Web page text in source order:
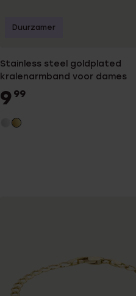
Stainless steel goldplated
kralenarmband voor dames
9 99
Duurzamer